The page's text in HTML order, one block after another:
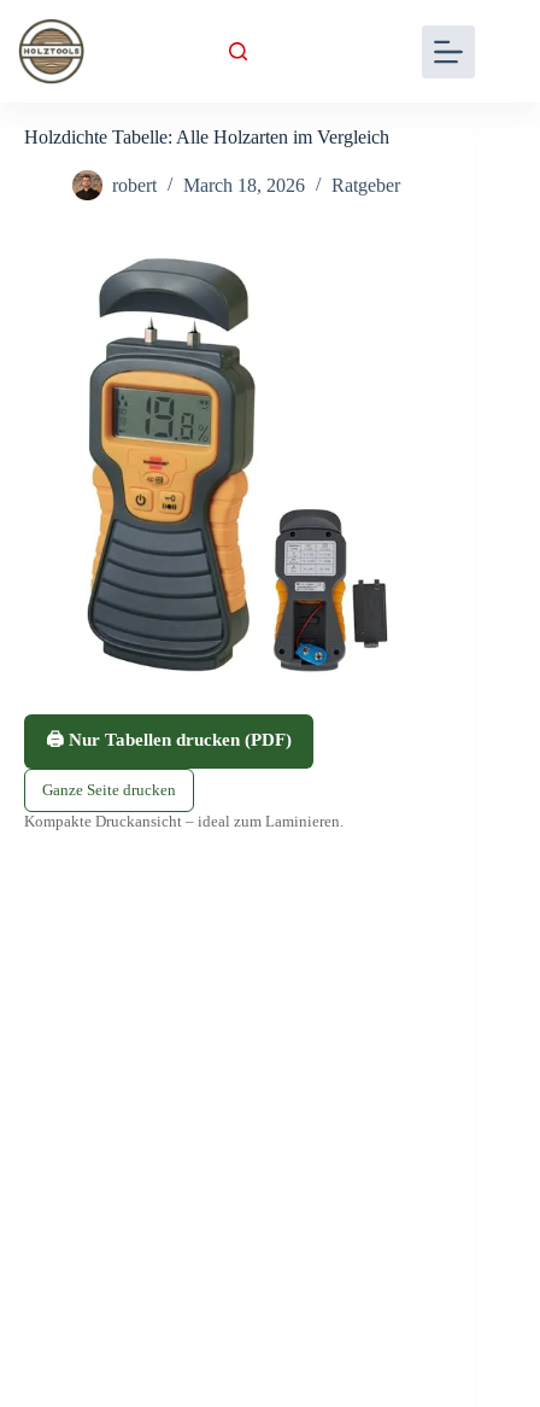
content
Holzdichte Tabelle: Alle Holzarten im Vergleich
robert March 18, 2026 Ratgeber
🖨️ Nur Tabellen drucken (PDF)
Ganze Seite drucken
Kompakte Druckansicht – ideal zum Laminieren.